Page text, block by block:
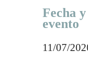
Fecha
evento
11/07/